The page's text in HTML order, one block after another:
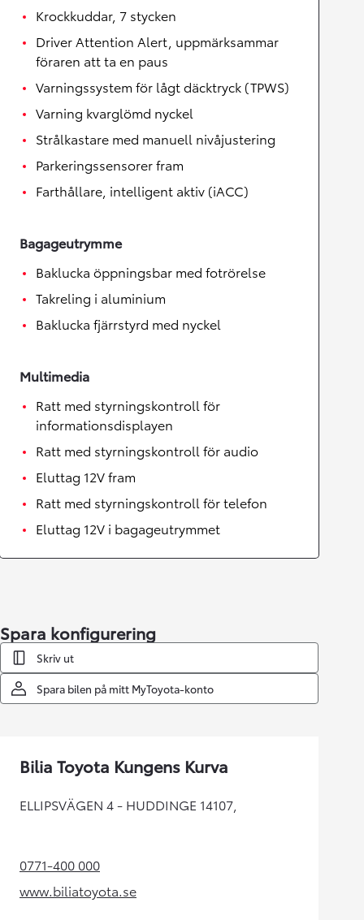
Krockkuddar, 7 stycken
Driver Attention Alert, uppmärksammar
föraren att ta en paus
Varningssystem för lågt däcktryck (TPWS)
Varning kvarglömd nyckel
Strålkastare med manuell nivåjustering
Parkeringssensorer fram
Farthållare, intelligent aktiv (iACC)
Bagageutrymme
Baklucka öppningsbar med fotrörelse
Takreling i aluminium
Baklucka fjärrstyrd med nyckel
Multimedia
Ratt med styrningskontroll för
informationsdisplayen
Ratt med styrningskontroll för audio
Eluttag 12V fram
Ratt med styrningskontroll för telefon
Eluttag 12V i bagageutrymmet
Spara konfigurering
Skriv ut
Spara bilen på mitt MyToyota-konto
Bilia Toyota Kungens Kurva
ELLIPSVÄGEN 4 - HUDDINGE 14107,
0771-400 000(Opens in new tab)
www.biliatoyota.se
(Opens in new tab)